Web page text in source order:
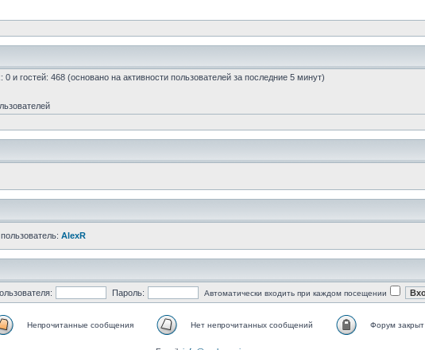
0 и гостей: 468 (основано на активности пользователей за последние 5 минут)
AlexR
Пароль: Автоматически входить при каждом посещении
Непрочитанные сообщения Нет непрочитанных сообщений Форум закрыт